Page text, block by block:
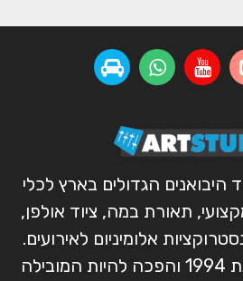
היבואנים הגדולים בארץ לכלי
תאורת במה, ציוד אולפן,
אלומיניום לאירועים.
החברה עובדת משנת 1994 והפכה להיות המובילה